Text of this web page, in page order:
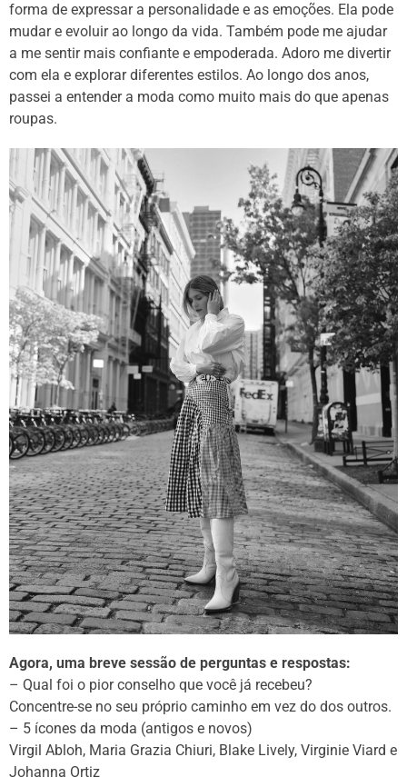
forma de expressar a personalidade e as emoções. Ela pode
mudar e evoluir ao longo da vida. Também pode me ajudar
a me sentir mais confiante e empoderada. Adoro me divertir
com ela e explorar diferentes estilos. Ao longo dos anos,
passei a entender a moda como muito mais do que apenas
roupas.
Agora, uma breve sessão de perguntas e respostas:
– Qual foi o pior conselho que você já recebeu?
Concentre-se no seu próprio caminho em vez do dos outros.
– 5 ícones da moda (antigos e novos)
Virgil Abloh, Maria Grazia Chiuri, Blake Lively, Virginie Viard e
Johanna Ortiz